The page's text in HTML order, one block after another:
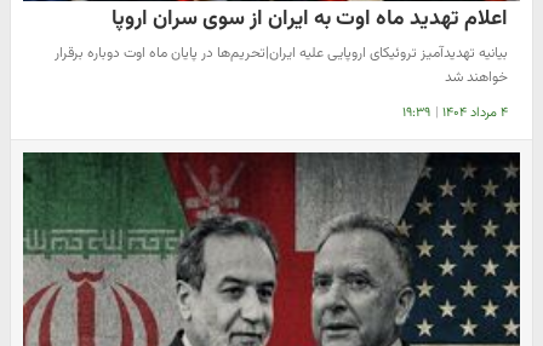
اعلام تهدید ماه اوت به ایران از سوی سران اروپا
بیانیه تهدیدآمیز تروئیکای اروپایی علیه ایران|تحریم‌ها در پایان ماه اوت دوباره برقرار
خواهند شد
۴ مرداد ۱۴۰۴ | ۱۹:۳۹